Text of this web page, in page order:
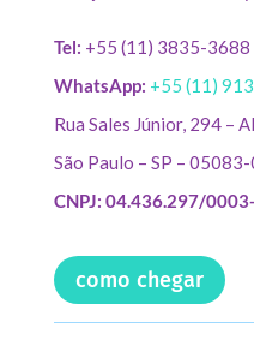
Tel: +55 (11) 3835-3688
WhatsApp: +55 (11)
Rua Sales Júnior, 294 –
São Paulo – SP –
CNPJ: 04.436.297/
como chegar